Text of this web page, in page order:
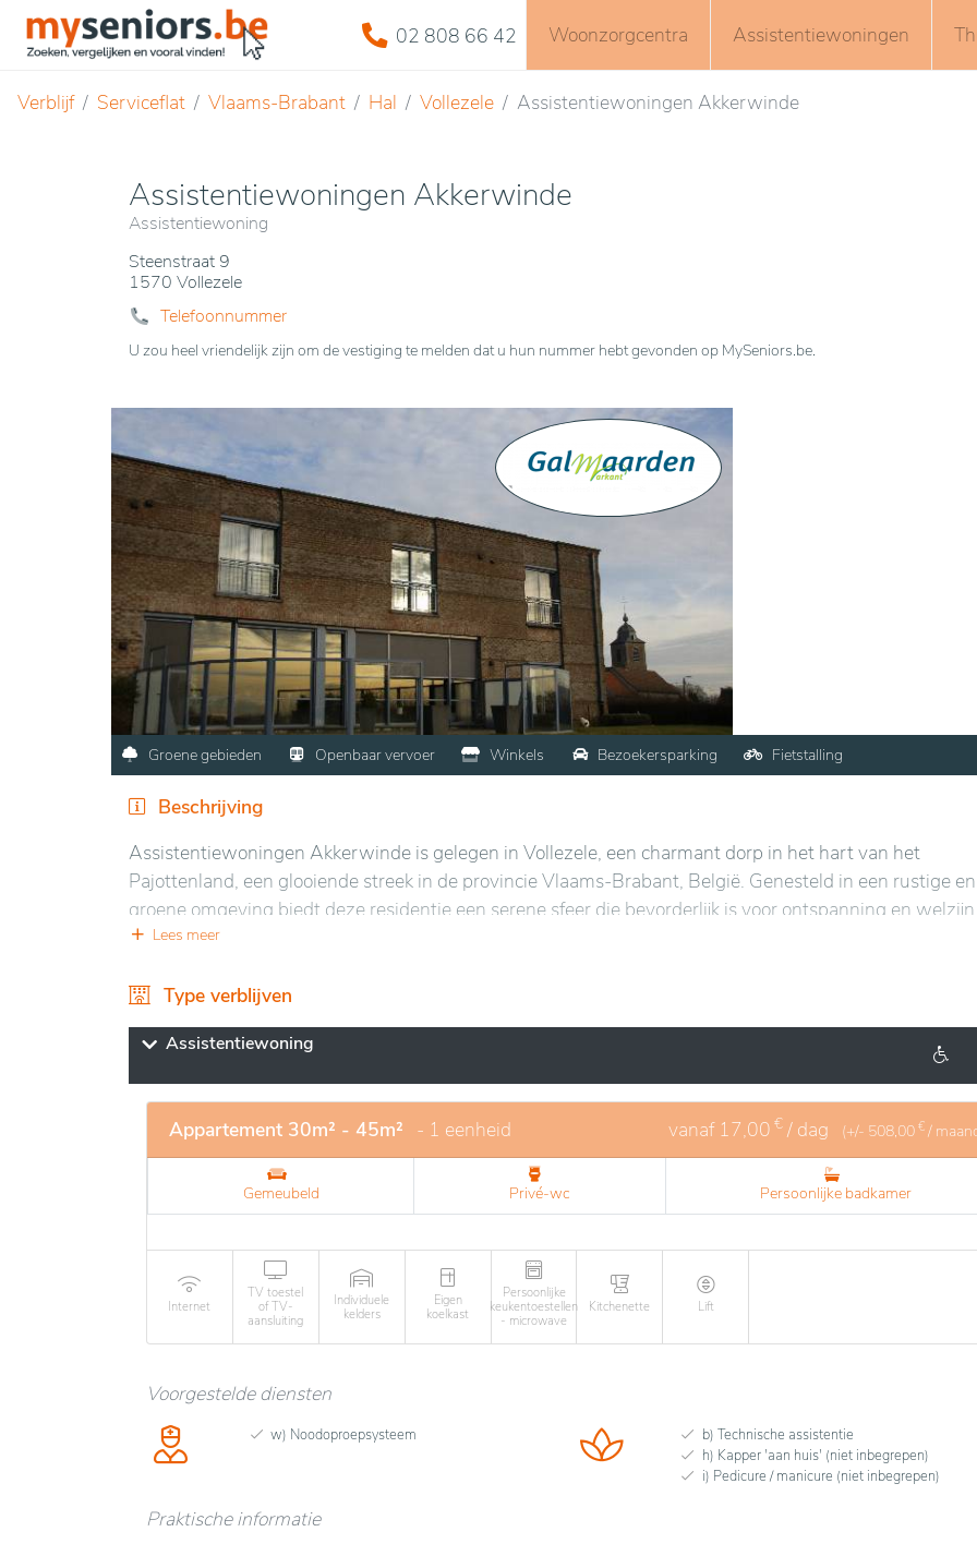
02 808 66 42 Woonzorgcentra Assistentiewoningen
Verblijf Serviceflat Vlaams-Brabant Hal Vollezele Assistentiewoningen Akkerwinde
Assistentiewoningen Akkerwinde
Assistentiewoning
Steenstraat 9
1570 Vollezele
Telefoonnummer
U zou heel vriendelijk zijn om de vestiging te melden dat u hun nummer hebt gevonden op MySeniors.be.
Groene gebieden Openbaar vervoer Winkels Bezoekersparking Fietstalling
Beschrijving
Assistentiewoningen Akkerwinde is gelegen in Vollezele, een charmant dorp in het hart van het
Pajottenland, een glooiende streek in de provincie Vlaams-Brabant, België. Genesteld in een rustige en
groene omgeving biedt deze residentie een serene sfeer die bevorderlijk is voor ontspanning en welzijn.
toegang tot voorzieningen. De bewoners genieten van moderne en comfortabele woningen, ontworpen
te voldoen aan de behoeften van ouderen die op zoek zijn naar onafhankelijkheid met de nodige
ondersteuning. De faciliteiten omvatten gezellige gemeenschappelijke ruimtes, aangelegde tuinen en
toegewijd team van professionals om 24/7 veiligheid en assistentie te garanderen. Akkerwinde is ideaal
wie wil genieten van een rustige retraite en tegelijkertijd verbonden wil blijven met een levendige
gemeenschap.
Lees meer
Type verblijven
Assistentiewoning
Appartement 30m² - 45m² - 1 eenheid vanaf 17,00 € / dag (+/- 508,00 € /
Gemeubeld Privé-wc Persoonlijke badkamer
Internet
TV toestel
of TV-
aansluiting
Individuele
kelders
Eigen
koelkast
Persoonlijke
keukentoestellen
- microwave
Kitchenette Lift
Voorgestelde diensten
w) Noodoproepsysteem
b) Technische assistentie
h) Kapper 'aan huis' (niet inbegrepen)
i) Pedicure / manicure (niet inbegrepen)
Praktische informatie